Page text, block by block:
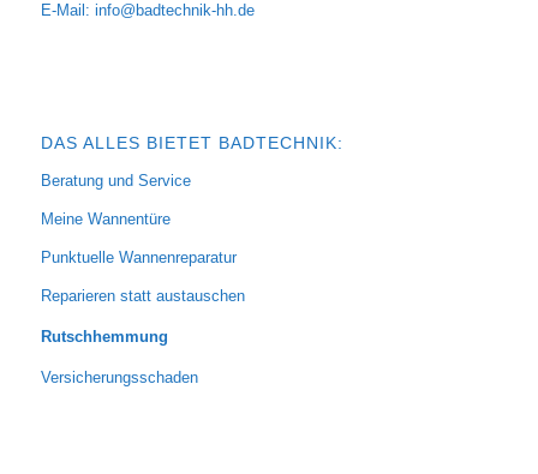
E-Mail: info@badtechnik-hh.de
DAS ALLES BIETET BADTECHNIK:
Beratung und Service
Meine Wannentüre
Punktuelle Wannenreparatur
Reparieren statt austauschen
Rutschhemmung
Versicherungsschaden